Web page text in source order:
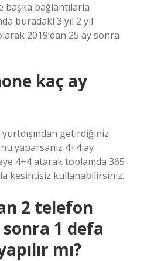
başka bağlantılarla
buradaki 3 yıl 2 yıl
2019’dan 25 ay sonra
kaç ay
getirdiğiniz
yaparsanız 4+4 ay
4+4 atarak toplamda 365
kesintisiz kullanabilirsiniz.
2 telefon
1 defa
mı?